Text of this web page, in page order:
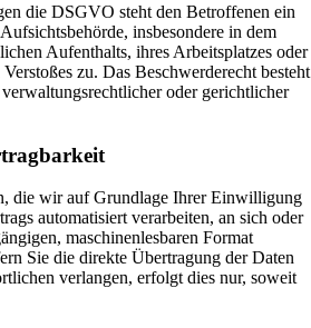
die DSGVO steht den Betroffenen ein
insbesondere in dem
Aufenthalts, ihres Arbeitsplatzes oder
zu. Das Beschwerderecht besteht
oder gerichtlicher
die wir auf Grundlage Ihrer Einwilligung
automatisiert verarbeiten, an sich oder
maschinenlesbaren Format
Sie die direkte Übertragung der Daten
verlangen, erfolgt dies nur, soweit